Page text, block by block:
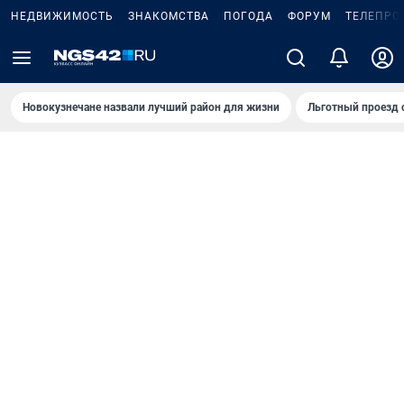
НЕДВИЖИМОСТЬ ЗНАКОМСТВА ПОГОДА ФОРУМ
Новокузнечане назвали лучший район для жизни Льготный проезд